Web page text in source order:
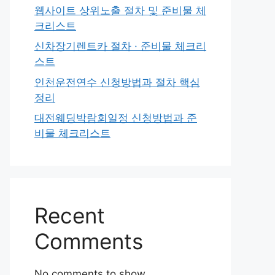
웹사이트 상위노출 절차 및 준비물 체
크리스트
신차장기렌트카 절차 · 준비물 체크리
스트
인천운전연수 신청방법과 절차 핵심
정리
대전웨딩박람회일정 신청방법과 준
비물 체크리스트
Recent
Comments